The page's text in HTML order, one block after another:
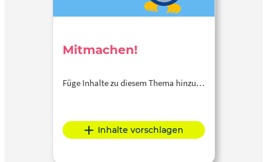
Mitmachen!
Füge Inhalte zu diesem Thema hinzu…
Inhalte vorschlagen